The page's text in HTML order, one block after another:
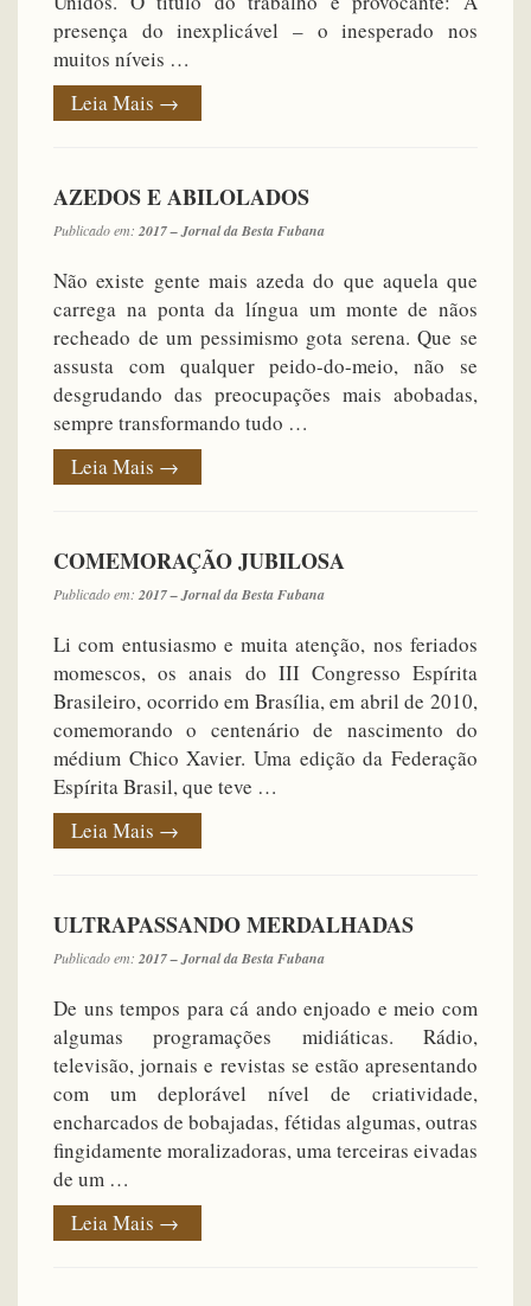
presença do inexplicável – o inesperado nos
muitos níveis …
Leia Mais →
AZEDOS E ABILOLADOS
Publicado em: 2017 – Jornal da Besta Fubana
Não existe gente mais azeda do que aquela que
carrega na ponta da língua um monte de nãos
recheado de um pessimismo gota serena. Que se
assusta com qualquer peido-do-meio, não se
desgrudando das preocupações mais abobadas,
sempre transformando tudo …
Leia Mais →
COMEMORAÇÃO JUBILOSA
Publicado em: 2017 – Jornal da Besta Fubana
Li com entusiasmo e muita atenção, nos feriados
momescos, os anais do III Congresso Espírita
Brasileiro, ocorrido em Brasília, em abril de 2010,
comemorando o centenário de nascimento do
médium Chico Xavier. Uma edição da Federação
Espírita Brasil, que teve …
Leia Mais →
ULTRAPASSANDO MERDALHADAS
Publicado em: 2017 – Jornal da Besta Fubana
De uns tempos para cá ando enjoado e meio com
algumas programações midiáticas. Rádio,
televisão, jornais e revistas se estão apresentando
com um deplorável nível de criatividade,
encharcados de bobajadas, fétidas algumas, outras
fingidamente moralizadoras, uma terceiras eivadas
de um …
Leia Mais →